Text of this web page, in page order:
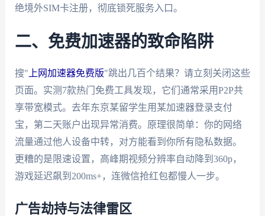
绝境外SIM卡注册，彻底锁死服务入口。
二、免费加速器的致命陷阱
搜" 上网加速器免费版"跳出几百个结果？请立刻关闭这些
页面。实测7款热门免费工具发现，它们通常采用P2P共
享带宽模式。去年东京某留学生用某加速器登录支付
宝，第二天账户出现异常消费。原理很简单：你的网络
流量通过他人设备中转，对方能看到你所有隐私数据。
更糟的是限速设置，高峰期视频分辨率自动降到360p，
游戏延迟飙到200ms+，连微信抢红包都慢人一步。
广告劫持与法律雷区